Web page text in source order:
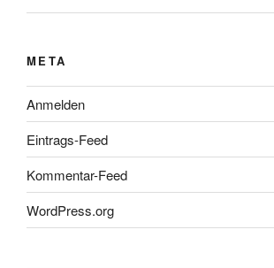
META
Anmelden
Eintrags-Feed
Kommentar-Feed
WordPress.org